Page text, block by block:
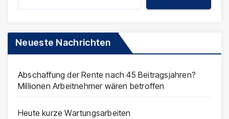
Neueste Nachrichten
Abschaffung der Rente nach 45 Beitragsjahren?
Millionen Arbeitnehmer wären betroffen
Heute kurze Wartungsarbeiten